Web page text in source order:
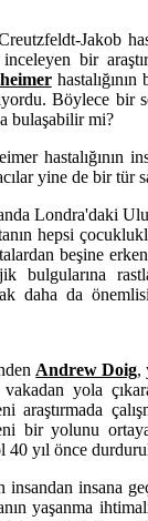
Jakob
bir
Böylece bir
bulaşabilir mi?
hastalığının
yine de bir
Londra'daki
hepsi
beşine
bulgularına
daha da
Andrew Doig,
yola
araştırmada
bir yolunu
40 yıl önce
insandan insana
yaşanma